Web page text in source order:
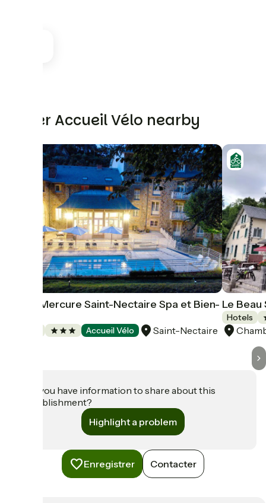
Other Accueil Vélo nearby
Hôtel Mercure Saint-Nectaire Spa et Bien-
Accueil Vélo Saint-Nectaire
Le Beau
Hotels
Do you have information to share about this
establishment?
Highlight a problem
Enregistrer Contacter